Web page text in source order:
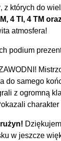
, z których do
4 TI, 4 TM
atmosfera!
podium
do samego
z ogromną
charakter
w jeszcze